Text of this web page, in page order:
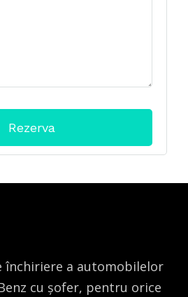
închiriere a automobilelor
cu șofer, pentru orice